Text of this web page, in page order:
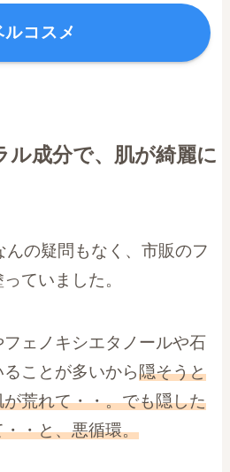
ルコスメ
ル成分で、肌が綺麗に
の疑問もなく、市販のフ
ていました。
ェノキシエタノールや石
ことが多いから隠そうと
荒れて・・。でも隠した
・と、悪循環。